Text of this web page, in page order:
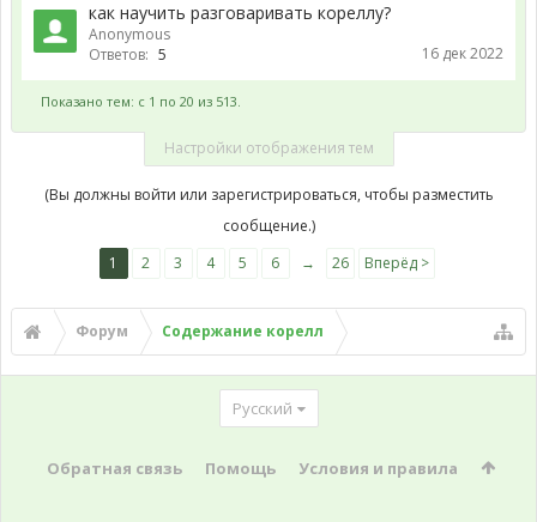
как научить разговаривать кореллу?
Anonymous
Ответов: 5 16 дек 2022
Показано тем: с 1 по 20 из 513.
Настройки отображения тем
(Вы должны войти или зарегистрироваться, чтобы разместить
сообщение.)
1
2 3 4 5 6 → 26 Вперёд >
Форум Содержание корелл
Русский
Обратная связь Помощь Условия и правила